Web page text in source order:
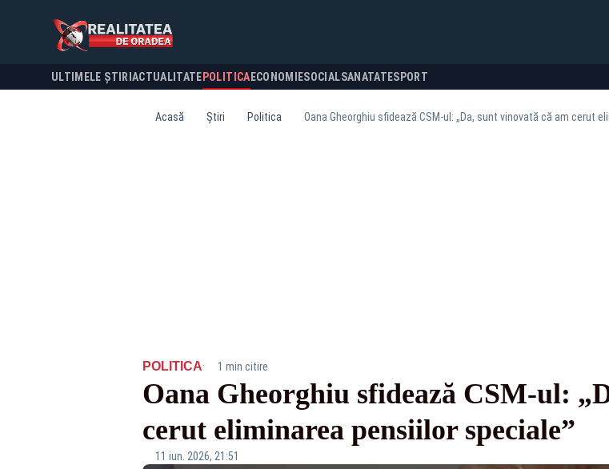
ULTIMELE ȘTIRI ACTUALITATE POLITICA ECONOMIESOCIALSANATATESPORT
Acasă Știri Politica Oana Gheorghiu sfidează CSM-ul: „Da, sunt vinovată că am cerut
POLITICA· 1 min citire
Oana Gheorghiu sfidează CSM-ul:
cerut eliminarea pensiilor speciale”
11 iun. 2026, 21:51